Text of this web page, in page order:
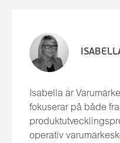
Isabella är
fokuserar på både
operativ